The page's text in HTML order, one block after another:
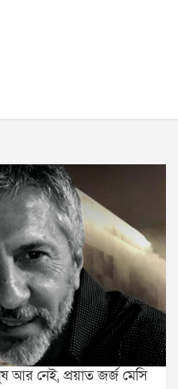
আর নেই, প্রয়াত জর্জ মেসি